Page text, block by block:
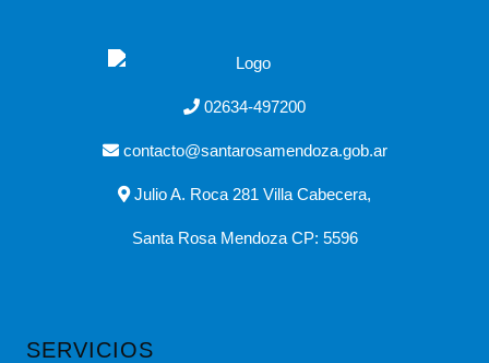
02634-497200
contacto@santarosamendoza.gob.ar
Julio A. Roca 281 Villa Cabecera,
Santa Rosa Mendoza CP: 5596
SERVICIOS